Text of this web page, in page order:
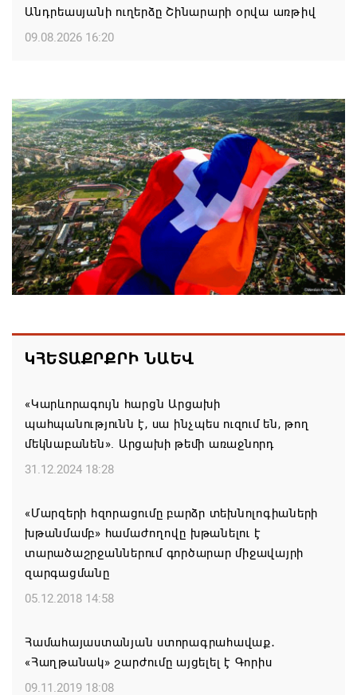
Անդրեասյանի ուղերձը Շինարարի օրվա առթիվ
09.08.2026 16:20
Փարամազյանի ուղերձը` Շինարարի
մասնագիտական օրվա կապակցությամբ
09.08.2026 16:12
Երևանի ո՞ր վարչական շրջաններում և ՀՀ ո՞ր
մարզերում են բնակարաններն ամենաշատը
թանկացել
08.08.2026 21:31
ԱՄՆ-ն շարունակում է լիովին հանձնառու լինել
Ռուբիո
08.08.2026 21:25
Իրանն ու Օմանը մոտ են Հորմուզի նեղուցի
վերաբերյալ համաձայնության հասնելուն. Արաղչի
08.08.2026 21:17
հեռախոսազրույցի ընթացքում վերահաստատել են
TRIPP-ի կառուցման աշխատանքները մոտ
ապագայում սկսելու իրենց հաստատակամությունը
08.08.2026 21:12
քննարկվել է TRIPP երթուղու նախագծի
իրականացումը
ԿՀԵՏԱՔՐՔՐԻ ՆԱԵՎ
«Կարևորագույն հարցն Արցախի
պահպանությունն է, սա ինչպես ուզում են, թող
մեկնաբանեն». Արցախի թեմի առաջնորդ
31.12.2024 18:28
«Մարզերի հզորացումը բարձր տեխնոլոգիաների
խթանմամբ» համաժողովը խթանելու է
տարածաշրջաններում գործարար միջավայրի
զարգացմանը
05.12.2018 14:58
Համահայաստանյան ստորագրահավաք․
«Հաղթանակ» շարժումը այցելել է Գորիս
09.11.2019 18:08